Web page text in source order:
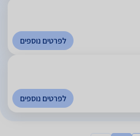
לפרטים נוספים
לפרטים נוספים